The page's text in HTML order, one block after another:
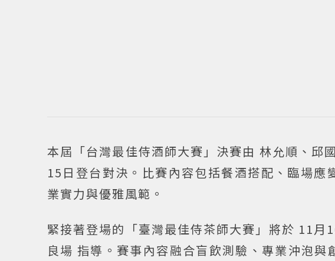
本屆「台灣最佳侍酒師大賽」決賽由 林允順、邱
15日登台對決。比賽內容包括餐酒搭配、臨場
業實力與優雅風範。
緊接著登場的「臺灣最佳侍茶師大賽」將於 11月
良場 指導。賽事內容融合盲飲測驗、專業沖泡